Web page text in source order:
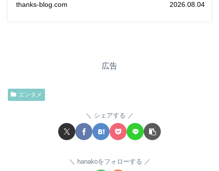
thanks-blog.com 2026.08.04
広告
エンタメ
シェアする
hanakoをフォローする